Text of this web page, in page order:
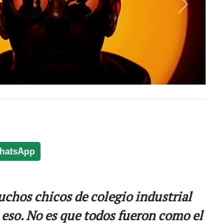
chicos de colegio industrial
No es que todos fueron como el